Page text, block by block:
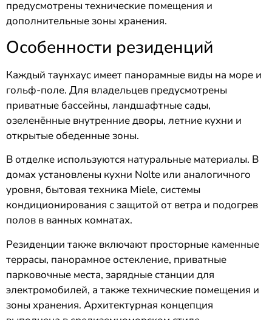
предусмотрены технические помещения и
дополнительные зоны хранения.
Особенности резиденций
Каждый таунхаус имеет панорамные виды на море и
гольф-поле. Для владельцев предусмотрены
приватные бассейны, ландшафтные сады,
озеленённые внутренние дворы, летние кухни и
открытые обеденные зоны.
В отделке используются натуральные материалы. В
домах установлены кухни Nolte или аналогичного
уровня, бытовая техника Miele, системы
кондиционирования с защитой от ветра и подогрев
полов в ванных комнатах.
Резиденции также включают просторные каменные
террасы, панорамное остекление, приватные
парковочные места, зарядные станции для
электромобилей, а также технические помещения и
зоны хранения. Архитектурная концепция